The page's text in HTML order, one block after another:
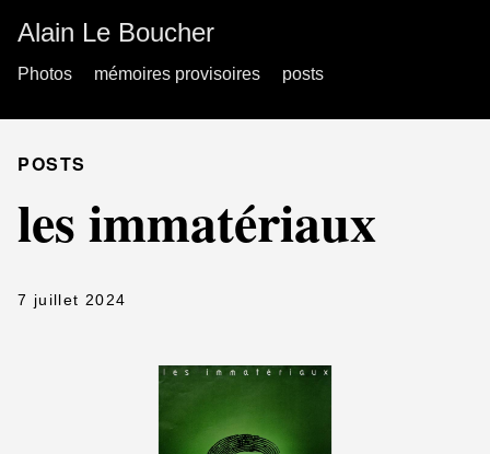
Alain Le Boucher
Photos mémoires provisoires posts
POSTS
les immatériaux
7 juillet 2024